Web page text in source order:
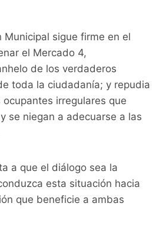
Municipal sigue firme en el
el Mercado 4,
de los verdaderos
toda la ciudadanía; y repudia
irregulares que
se niegan a adecuarse a las
a que el diálogo sea la
esta situación hacia
que beneficie a ambas